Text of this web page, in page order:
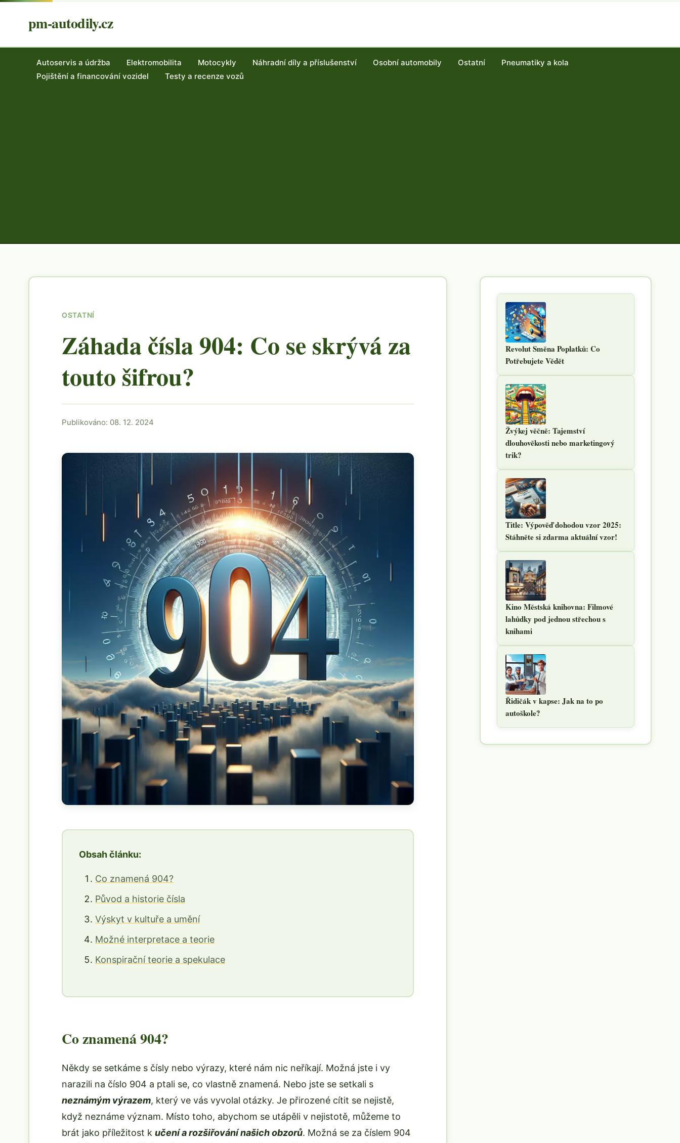
pm-autodily.cz
Autoservis a údržba Elektromobilita Motocykly Náhradní díly a příslušenství Osobní automobily Ostatní
Pneumatiky a kola
Pojištění a financování vozidel
Testy a recenze vozů
OSTATNÍ
Záhada čísla 904: Co se skrývá za
touto šifrou?
Publikováno: 08. 12. 2024
Obsah článku:
Co znamená 904?
Původ a historie čísla
Výskyt v kultuře a umění
Možné interpretace a teorie
Konspirační teorie a spekulace
Co znamená 904?
Někdy se setkáme s čísly nebo výrazy, které nám nic neříkají. Možná jste i vy
narazili na číslo 904 a ptali se, co vlastně znamená. Nebo jste se setkali s
neznámým výrazem, který ve vás vyvolal otázky. Je přirozené cítit se nejistě,
když neznáme význam. Místo toho, abychom se utápěli v nejistotě, můžeme to
brát jako příležitost k učení a rozšiřování našich obzorů. Možná se za číslem 904
Revolut Směna Poplatků: Co
Potřebujete Vědět
Žvýkej věčně: Tajemství
dlouhověkosti nebo marketingový
trik?
Title: Výpověď dohodou vzor 2025:
Stáhněte si zdarma aktuální vzor!
Kino Městská knihovna: Filmové
lahůdky pod jednou střechou s
knihami
Řidičák v kapse: Jak na to po
autoškole?